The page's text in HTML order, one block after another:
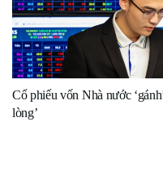
Cổ phiếu vốn Nhà nước
lòng’